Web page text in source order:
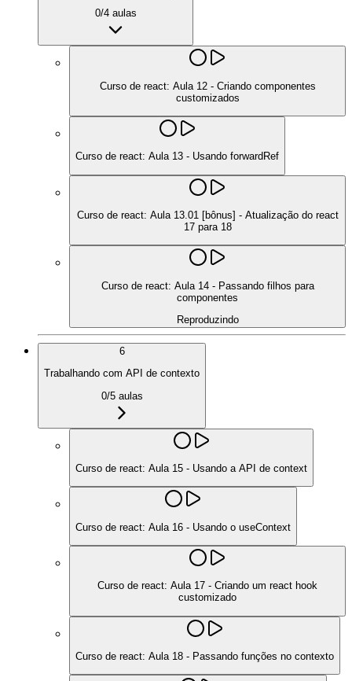
0/4aulas
Curso de react: Aula 12 - Criando componentes
customizados
Curso de react: Aula 13 - Usando forwardRef
Curso de react: Aula 13.01 [bônus] - Atualização do react
17 para 18
Curso de react: Aula 14 - Passando filhos para
componentes
Reproduzindo
6
Trabalhando com API de contexto
0/5aulas
Curso de react: Aula 15 - Usando a API de context
Curso de react: Aula 16 - Usando o useContext
Curso de react: Aula 17 - Criando um react hook
customizado
Curso de react: Aula 18 - Passando funções no contexto